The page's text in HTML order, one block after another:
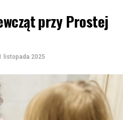
przy Prostej
listopada 2025